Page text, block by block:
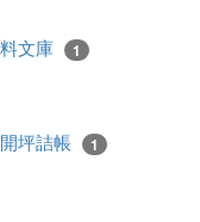
文庫 1
坪詰帳 1